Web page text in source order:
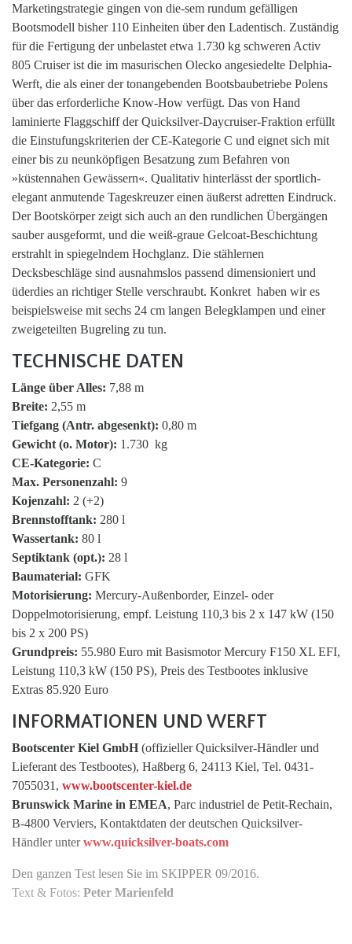
Marketingstrategie gingen von die-sem rundum gefälligen
Bootsmodell bisher 110 Einheiten über den Ladentisch. Zuständig
für die Fertigung der unbelastet etwa 1.730 kg schweren Activ
805 Cruiser ist die im masurischen Olecko angesiedelte Delphia-
Werft, die als einer der tonangebenden Bootsbaubetriebe Polens
über das erforderliche Know-How verfügt. Das von Hand
laminierte Flaggschiff der Quicksilver-Daycruiser-Fraktion erfüllt
die Einstufungskriterien der CE-Kategorie C und eignet sich mit
einer bis zu neunköpfigen Besatzung zum Befahren von
»küstennahen Gewässern«. Qualitativ hinterlässt der sportlich-
elegant anmutende Tageskreuzer einen äußerst adretten Eindruck.
Der Bootskörper zeigt sich auch an den rundlichen Übergängen
sauber ausgeformt, und die weiß-graue Gelcoat-Beschichtung
erstrahlt in spiegelndem Hochglanz. Die stählernen
Decksbeschläge sind ausnahmslos passend dimensioniert und
üderdies an richtiger Stelle verschraubt. Konkret haben wir es
beispielsweise mit sechs 24 cm langen Belegklampen und einer
zweigeteilten Bugreling zu tun.
TECHNISCHE DATEN
Länge über Alles: 7,88 m
Breite: 2,55 m
Tiefgang (Antr. abgesenkt): 0,80 m
Gewicht (o. Motor): 1.730 kg
CE-Kategorie: C
Max. Personenzahl: 9
Kojenzahl: 2 (+2)
Brennstofftank: 280 l
Wassertank: 80 l
Septiktank (opt.): 28 l
Baumaterial: GFK
Motorisierung: Mercury-Außenborder, Einzel- oder
Doppelmotorisierung, empf. Leistung 110,3 bis 2 x 147 kW (150
bis 2 x 200 PS)
Grundpreis: 55.980 Euro mit Basismotor Mercury F150 XL EFI,
Leistung 110,3 kW (150 PS), Preis des Testbootes inklusive
Extras 85.920 Euro
INFORMATIONEN UND WERFT
Bootscenter Kiel GmbH (offizieller Quicksilver-Händler und
Lieferant des Testbootes), Haßberg 6, 24113 Kiel, Tel. 0431-
7055031, www.bootscenter-kiel.de
Brunswick Marine in EMEA, Parc industriel de Petit-Rechain,
B-4800 Verviers, Kontaktdaten der deutschen Quicksilver-
Händler unterwww.quicksilver-boats.com
Den ganzen Test lesen Sie im SKIPPER 09/2016.
Text & Fotos: Peter Marienfeld